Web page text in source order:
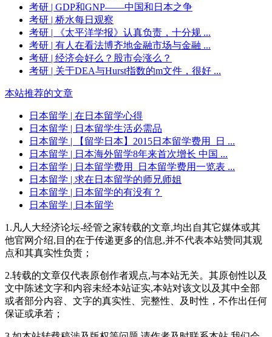
考研 | GDP和GNP——中国和日本之争
考研 | 桥水每日观察
考研 | 《太平洋学报》认真负责，十分规 ...
考研 | 有人在看法博齐地金融市场与金融 ...
考研 | 经济会好么？股市会涨么？
考研 | 关于DEA与Hurst指数的m文件，很好 ...
本站推荐的文章
日本留学 | 在日本留学心得
日本留学 | 日本留学生活必需品
日本留学 | 【留学日本】2015日本留学费用_日 ...
日本留学 | 日本海外留学8年来首次增长 中国 ...
日本留学 | 日本留学费用_日本留学费用一览表 ...
日本留学 | 求在日本留学的师兄师姐
日本留学 | 日本留学的有没有？
日本留学 | 日本留学
1.凡人大经济论坛-经管之家转载的文章,均出自其它媒体或其
他官网介绍,目的在于传递更多的信息,并不代表本站赞同其观
点和其真实性负责；
2.转载的文章仅代表原创作者观点,与本站无关。其原创性以及
文中陈述文字和内容未经本站证实,本站对该文以及其中全部
或者部分内容、文字的真实性、完整性、及时性，不作出任何
保证或承若；